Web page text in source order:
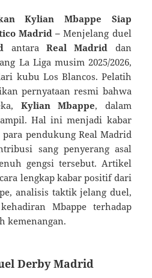
Kylian Mbappe Siap
Madrid –Menjelang duel
antara Real Madrid dan
La Liga musim 2025/2026,
kubu Los Blancos. Pelatih
pernyataan resmi bahwa
Kylian Mbappe, dalam
Hal ini menjadi kabar
pendukung Real Madrid
sang penyerang asal
gengsi tersebut. Artikel
lengkap kabar positif dari
analisis taktik jelang duel,
Mbappe terhadap
kemenangan.
Derby Madrid